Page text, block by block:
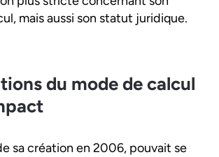
mais aussi son statut juridique.
du mode de calcul
sa création en 2006, pouvait se